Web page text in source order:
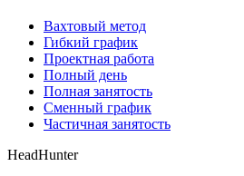
Вахтовый метод
Гибкий график
Проектная работа
Полный день
Полная занятость
Сменный график
Частичная занятость
HeadHunter